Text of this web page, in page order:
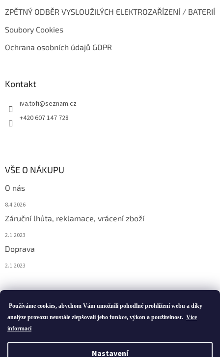
Používáme cookies, abychom Vám umožnili pohodlné prohlížení webu a díky
analýze provozu neustále zlepšovali jeho funkce, výkon a použitelnost. Více
informací
Nastavení
ZPĚTNÝ ODBĚR VYSLOUŽILÝCH ELEKTROZAŘÍZENÍ / BATERIÍ
Soubory Cookies
Ochrana osobních údajů GDPR
Kontakt
iva.tofi@seznam.cz
+420 607 147 728
VŠE O NÁKUPU
O nás
8.4.2026
Záruční lhůta, reklamace, vrácení zboží
2.1.2023
Doprava
2.1.2023
Vytvořil Shoptet